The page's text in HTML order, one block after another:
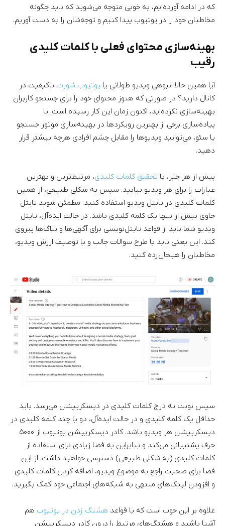
که در ادامه آورده‌ایم، به خوبی متوجه می‌شوید که باید چگونه
مخاطبان خود را در یوتیوب پیدا کنیم و توجه‌شان را به دست آوریم.
بهینه‌سازی محتوای فعلی با کلمات کلیدی
رقیب
آیا همین حالا انبوهی ویدیو طولانی یا یوتیوب شورت باکیفیت در
کانال دارید؟ در صورتی که هنوز محتوای خود را برای جستجو کاربران
بهینه‌سازی نکرده‌اید،‌ اکنون زمان این کار رسیده است. با
پیاده‌سازی برخی از بهترین رویکردها در بهینه‌سازی موتور جستجو
یا سئو، می‌توانید ویدیوها را مقابل چشم افرادی هرچه بیشتر قرار
دهید.
پیش از هر چیز، با تحقیق کلمات کلیدی، مرتبط‌ترین و بهترین
عبارات را برای هر ویدیو بیابید. سپس به شکلی طبیعی، از همین
کلمات کلیدی در تایتل ویدیو استفاده کنید. مطمئن شوید تایتل
حاوی بیش از تنها یک کلمه کلیدی باشد. در حالت ایده‌آل، تایتل
ویدیو شما باید از قواعد تایتل‌نویسی برای آگهی‌ها و بلاگ‌ها پیروی
کند. این یعنی باید با طرح سوالات جالب و یا توصیف ارزش ویدیو،
مخاطبان را هیجان‌زده کنید.
سپس نوبت به درج کلمات کلیدی در دیسکریپشن می‌رسد. باید
حداقل یک کلمه کلیدی و در حالت ایده‌آل، دو یا چند کلمه کلیدی در
دیسکریپشن هر ویدیو باشد. کادر دیسکریپشن یوتیوب از ۵۰۰۰
حرف پشتیبانی می‌کند و بنابراین به فضا زیادی برای استفاده از
کلمات کلیدی (به شکلی طبیعی) دسترسی خواهید داشت. از این
فضا برای صحبت راجع به موضوع ویدیو، اضافه کردن کلمات کلیدی
و افزودن لینک‌های منتهی به شبکه‌های اجتماعی خود کمک بگیرید.
علاوه بر این خوب است که با قواعد هشتگ زدن در یوتیوب هم
آشنا باشید و هشتگ‌های مرتبط را درون کادر دیسکریپشن